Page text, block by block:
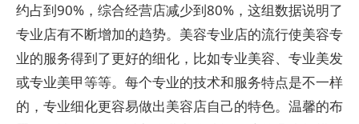
约占到90%，综合经营店减少到80%，这组数据说明了
专业店有不断增加的趋势。美容专业店的流行使美容专
业的服务得到了更好的细化，比如专业美容、专业美发
或专业美甲等等。每个专业的技术和服务特点是不一样
的，专业细化更容易做出美容店自己的特色。温馨的布